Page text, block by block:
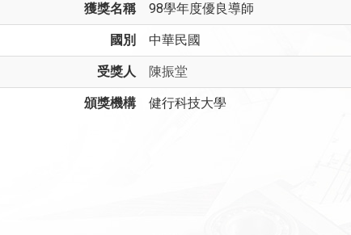
獲獎名稱 98學年度優良導師
國別 中華民國
受獎人 陳振堂
頒獎機構 健行科技大學